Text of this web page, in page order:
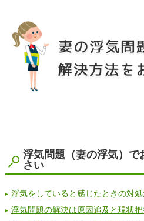
浮気問題（妻の浮気）で
さい
浮気をしていると感じたときの対
浮気問題の解決は原因追及と現状把